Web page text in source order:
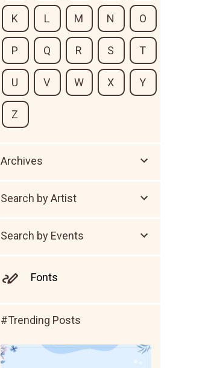
K L M N O
P Q R S T
U V W X Y
Z
Archives
Search by Artist
Search by Events
Fonts
#Trending Posts